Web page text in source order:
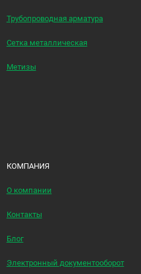
Трубопроводная арматура
Сетка металлическая
Метизы
КОМПАНИЯ
О компании
Контакты
Блог
Электронный документооборот